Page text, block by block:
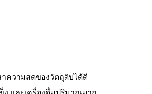
ความสดของวัตถุดิบได้ดี
ง และเครื่องดื่มปริมาณมาก